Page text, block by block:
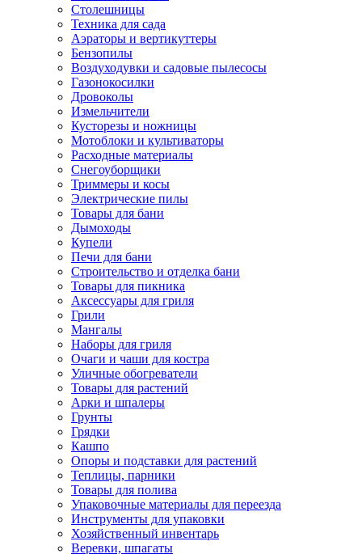
Столешницы
Техника для сада
Аэраторы и вертикуттеры
Бензопилы
Воздуходувки и садовые пылесосы
Газонокосилки
Дровоколы
Измельчители
Кусторезы и ножницы
Мотоблоки и культиваторы
Расходные материалы
Снегоуборщики
Триммеры и косы
Электрические пилы
Товары для бани
Дымоходы
Купели
Печи для бани
Строительство и отделка бани
Товары для пикника
Аксессуары для гриля
Грили
Мангалы
Наборы для гриля
Очаги и чаши для костра
Уличные обогреватели
Товары для растений
Арки и шпалеры
Грунты
Грядки
Кашпо
Опоры и подставки для растений
Теплицы, парники
Товары для полива
Упаковочные материалы для переезда
Инструменты для упаковки
Хозяйственный инвентарь
Веревки, шпагаты